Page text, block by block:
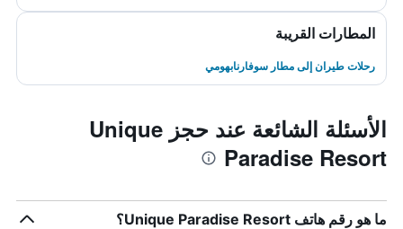
المطارات القريبة
رحلات طيران إلى مطار سوفارنابهومي
الأسئلة الشائعة عند حجز Unique
Paradise Resort
ما هو رقم هاتف Unique Paradise Resort؟